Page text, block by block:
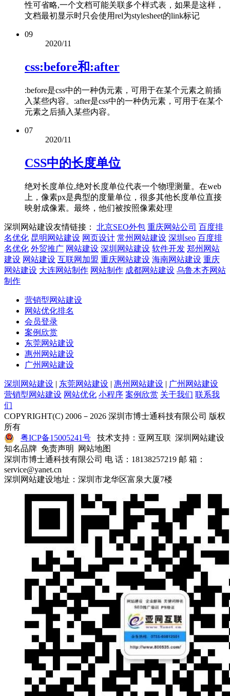
性可省略,一个文档可能关联多个样式表，如果是这样，
文档最初显示时只会使用rel为stylesheet的link标记
09
2020/11
css:before和:after
:before是css中的一种伪元素，可用于在某个元素之前插
入某些内容。:after是css中的一种伪元素，可用于在某个
元素之后插入某些内容。
07
2020/11
CSS中的长度单位
绝对长度单位,绝对长度单位代表一个物理测量。在web
上，像素px是典型的度量单位，很多其他长度单位直接
映射成像素。最终，他们被按照像素处理
深圳网站建设友情链接： 北京SEO外包 重庆网站公司 百度排
名优化 昆明网站建设 网页设计 常州网站建设 深圳seo 百度排
名优化 外贸推广 网站建设 深圳网站建设 软件开发 郑州网站
建设 网站建设 互联网加盟 重庆网站建设 海南网站建设 重庆
网站建设 大连网站制作 网站制作 成都网站建设 乌鲁木齐网站
制作
营销型网站建设
网站优化排名
会员登录
案例欣赏
东莞网站建设
惠州网站建设
广州网站建设
深圳网站建设 | 东莞网站建设 | 惠州网站建设 | 广州网站建设
营销型网站建设 网站优化 小程序 案例欣赏 关于我们 联系我
们
COPYRIGHT(C) 2006－2026 深圳市博士通科技有限公司 版权
所有
粤ICP备15005241号 技术支持：亚网互联 深圳网站建设
知名品牌 免责声明 网站地图
深圳市博士通科技有限公司 电 话：18138257219 邮 箱：
service@yanet.cn
深圳网站建设地址：深圳市龙华区富泉大厦7楼